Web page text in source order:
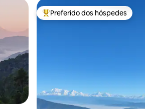
Entre os melhores preferidos
Preferido dos hóspedes